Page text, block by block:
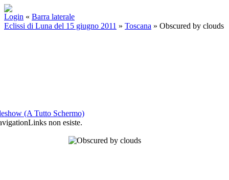
Login « Barra laterale
Eclissi di Luna del 15 giugno 2011 » Toscana » Obscured by clouds
(A Tutto Schermo)
non esiste.